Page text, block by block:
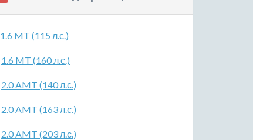
1.6 MT (115 л.с.)
1.6 MT (160 л.с.)
2.0 AMT (140 л.с.)
2.0 AMT (163 л.с.)
2.0 AMT (203 л.с.)